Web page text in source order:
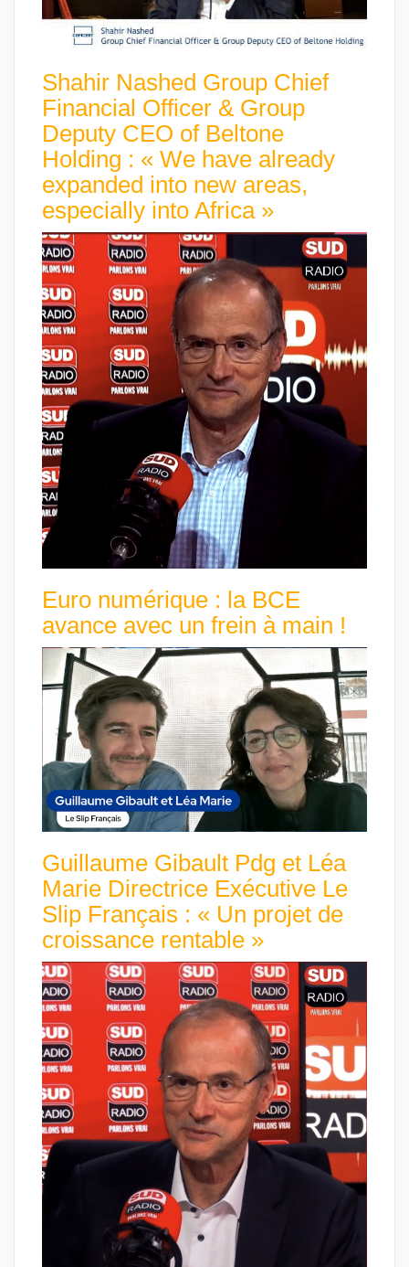
Shahir Nashed Group Chief
Financial Officer & Group
Deputy CEO of Beltone
Holding : « We have already
expanded into new areas,
especially into Africa »
Euro numérique : la BCE
avance avec un frein à main !
Guillaume Gibault Pdg et Léa
Marie Directrice Exécutive Le
Slip Français : « Un projet de
croissance rentable »